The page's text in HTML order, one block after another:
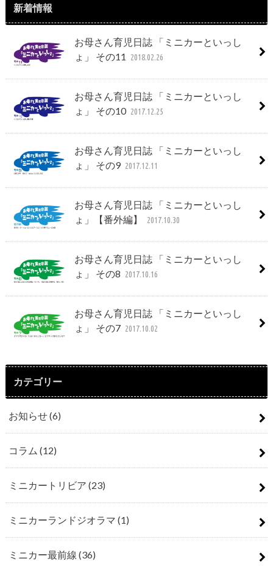
新着情報
お母さん育児日誌 「ミニカーといっし
ょ」 その11
2018.02.26
お母さん育児日誌 「ミニカーといっし
ょ」 その10 2017.12.25
お母さん育児日誌 「ミニカーといっし
ょ」 その9 2017.12.11
お母さん育児日誌 「ミニカーといっし
ょ」【番外編】
2017.10.30
お母さん育児日誌 「ミニカーといっし
ょ」 その8 2017.10.16
お母さん育児日誌 「ミニカーといっし
ょ」 その7 2017.10.02
カテゴリー
お知らせ(6)
コラム (12)
ミニカートリビア (23)
ミニカーランドジオラマ (1)
ミニカー最前線 (36)